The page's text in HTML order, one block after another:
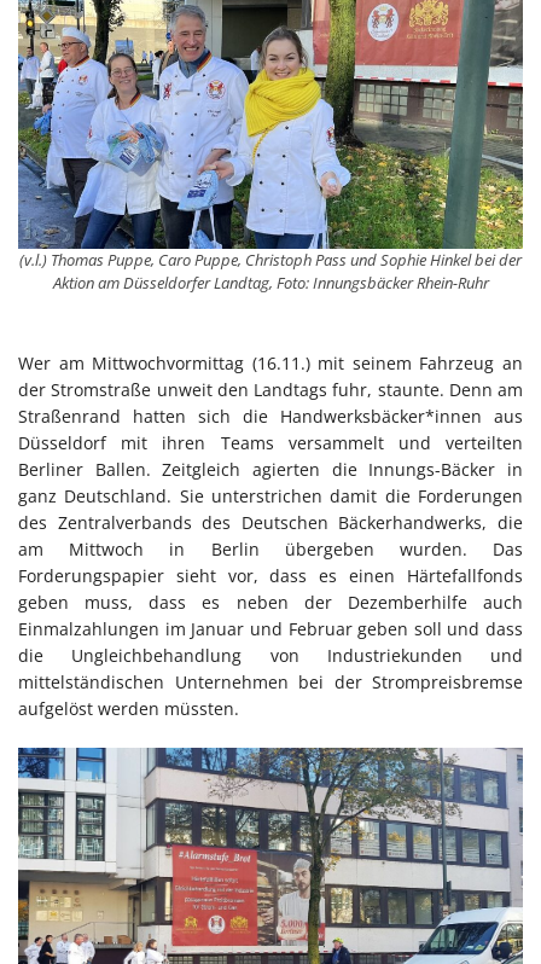
(v.l.) Thomas Puppe, Caro Puppe, Christoph Pass und Sophie Hinkel bei der
Aktion am Düsseldorfer Landtag, Foto: Innungsbäcker Rhein-Ruhr
Wer am Mittwochvormittag (16.11.) mit seinem Fahrzeug an
der Stromstraße unweit den Landtags fuhr, staunte. Denn am
Straßenrand hatten sich die Handwerksbäcker*innen aus
Düsseldorf mit ihren Teams versammelt und verteilten
Berliner Ballen. Zeitgleich agierten die Innungs-Bäcker in
ganz Deutschland. Sie unterstrichen damit die Forderungen
des Zentralverbands des Deutschen Bäckerhandwerks, die
am Mittwoch in Berlin übergeben wurden. Das
Forderungspapier sieht vor, dass es einen Härtefallfonds
geben muss, dass es neben der Dezemberhilfe auch
Einmalzahlungen im Januar und Februar geben soll und dass
die Ungleichbehandlung von Industriekunden und
mittelständischen Unternehmen bei der Strompreisbremse
aufgelöst werden müssten.